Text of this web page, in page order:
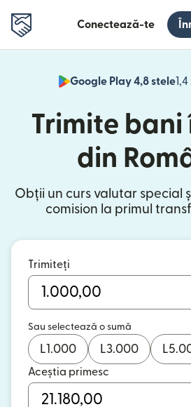
Conectează-te
Google Play 4,8 stele
Trimite bani
din
Obții un curs valutar special
comision la primul
Trimiteți
Sau selectează o sumă
L1.000 L3.000 L
Aceștia primesc